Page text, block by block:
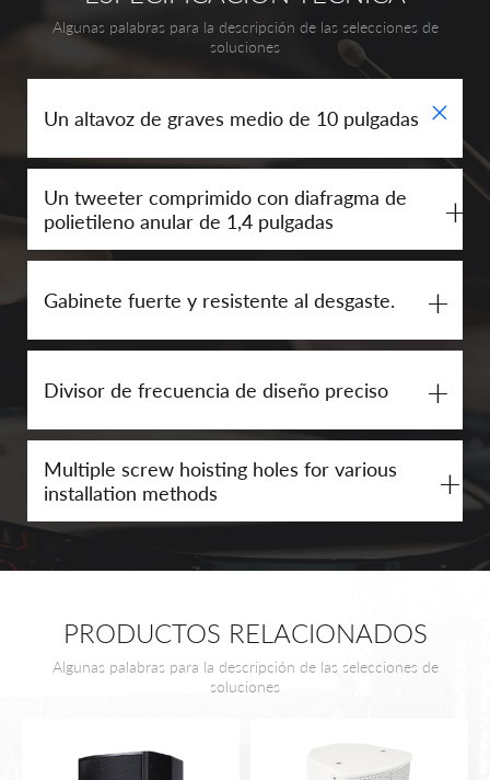
Algunas palabras para la descripción de las selecciones de
soluciones
Un altavoz de graves medio de 10 pulgadas+
Un tweeter comprimido con diafragma de
polietileno anular de 1,4 pulgadas
+
Gabinete fuerte y resistente al desgaste. +
Divisor de frecuencia de diseño preciso +
Multiple screw hoisting holes for various
installation methods
+
PRODUCTOS RELACIONADOS
Algunas palabras para la descripción de las selecciones de
soluciones